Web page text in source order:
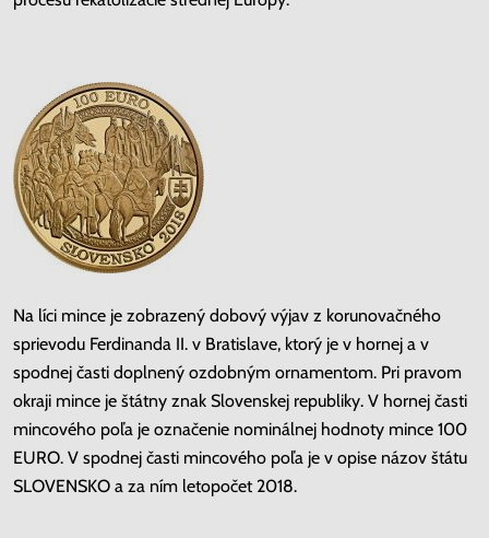
Na líci mince je zobrazený dobový výjav z korunovačného
sprievodu Ferdinanda II. v Bratislave, ktorý je v hornej a v
spodnej časti doplnený ozdobným ornamentom. Pri pravom
okraji mince je štátny znak Slovenskej republiky. V hornej časti
mincového poľa je označenie nominálnej hodnoty mince 100
EURO. V spodnej časti mincového poľa je v opise názov štátu
SLOVENSKO a za ním letopočet 2018.